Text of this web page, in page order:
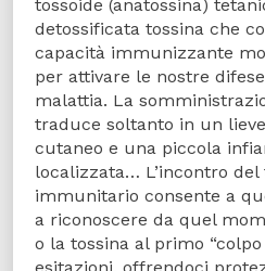
tossoide (anatossina)
detossificata tossina che
capacità immunizzante
per attivare le nostre
malattia. La
traduce soltanto in un
cutaneo e una piccola
localizzata… L’incontro
immunitario consente a
a riconoscere da quel
o la tossina al primo “colpo